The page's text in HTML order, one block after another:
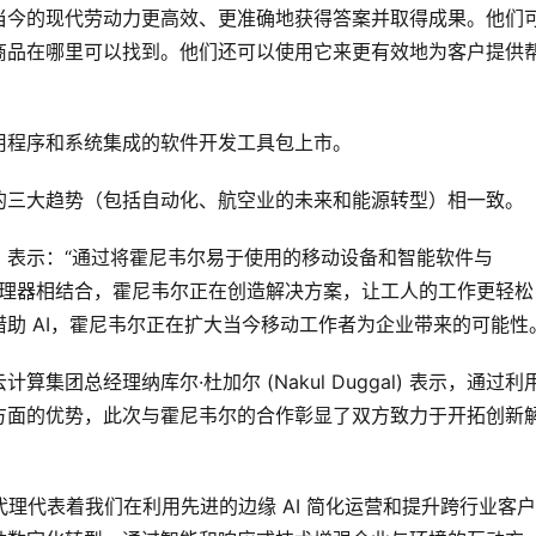
的现代劳动力更高效、更准确地获得答案并取得成果。他们
在哪里可以找到。他们还可以使用它来更有效地为客户提供
序和系统集成的软件开发工具包上市。
大趋势（包括自动化、航空业的未来和能源转型）相一致。
示：“通过将霍尼韦尔易于使用的移动设备和智能软件与
相结合，霍尼韦尔正在创造解决方案，让工人的工作更轻
AI，霍尼韦尔正在扩大当今移动工作者为企业带来的可能性
算集团总经理纳库尔·杜加尔 (Nakul Duggal) 表示，通过利
的优势，此次与霍尼韦尔的合作彰显了双方致力于开拓创新
代表着我们在利用先进的边缘 AI 简化运营和提升跨行业客